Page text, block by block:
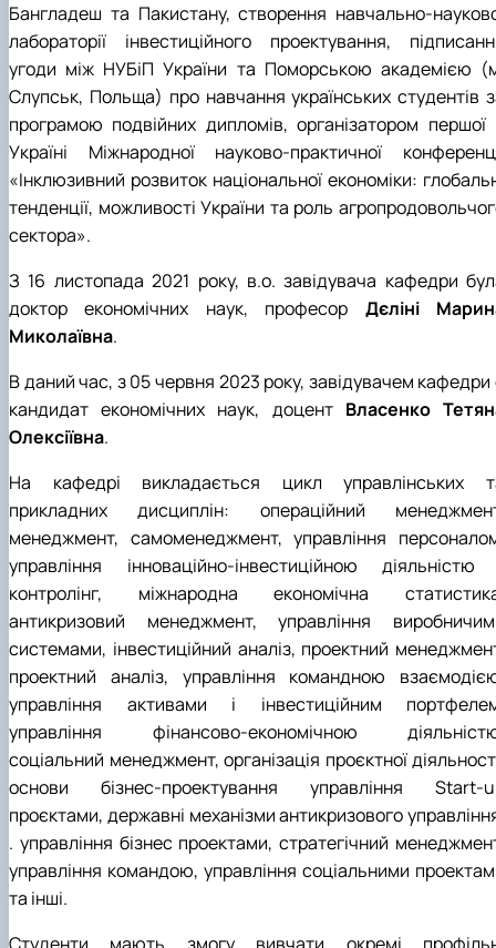
Бангладеш та Пакистану, створення навчально-
лабораторії інвестиційного проектування,
угоди між НУБіП України та Поморською академією
Слупськ, Польща) про навчання українських студентів
програмою подвійних дипломів, організатором першої
Україні Міжнародної науково-практичної
«Інклюзивний розвиток національної економіки:
тенденції, можливості України та роль
сектора».
З 16 листопада 2021 року, в.о. завідувача кафедри
доктор економічних наук, професор Дєліні
Миколаївна.
В даний час, з 05 червня 2023 року, завідувачем кафедри
кандидат економічних наук, доцент Власенко
Олексіївна.
На кафедрі викладається цикл управлінських
прикладних дисциплін: операційний
менеджмент, самоменеджмент, управління
управління інноваційно-інвестиційною
контролінг, міжнародна економічна
антикризовий менеджмент, управління
системами, інвестиційний аналіз, проектний
проектний аналіз, управління командною
управління активами і інвестиційним
управління фінансово-економічною
соціальний менеджмент, організація проєктної
основи бізнес-проектування управління Start-
проєктами, державні механізми антикризового
. управління бізнес проектами, стратегічний
управління командою, управління соціальними
та інші.